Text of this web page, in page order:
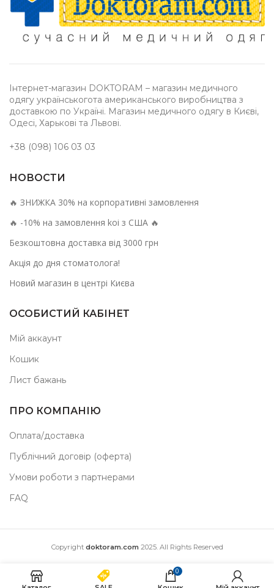
Інтернет-магазин DOKTORAM – магазин медичного
одягу українськогота американського виробництва з
доставкою по Україні. Магазин медичного одягу в Києві,
Одесі, Харькові та Львові.
+38 (098) 106 03 03
НОВОСТИ
🔥 ЗНИЖКА 30% на корпоративні замовлення
🔥 -10% на замовлення koi з США 🔥
Безкоштовна доставка від 3000 грн
Акція до дня стоматолога!
Новий магазин в центрі Києва
ОСОБИСТИЙ КАБІНЕТ
Мій аккаунт
Кошик
Лист бажань
ПРО КОМПАНІЮ
Оплата/доставка
Публічний договір (оферта)
Умови роботи з партнерами
FAQ
Copyright doktoram.com 2025. All Rights Reserved
0